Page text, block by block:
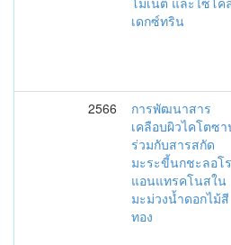
เดกซ์ทริน
2566
การพัฒนาสาร
เคลือบผิวไคโตซ
ร่วมกับสารสกัด
มะระขี้นกชะลอโ
แอนแทรคโนสใน
มะม่วงน้ำดอกไม้สี
ทอง